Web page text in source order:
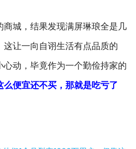
商城，结果发现满屏琳琅全是几
这让一向自诩生活有点品质的
心动，毕竟作为一个勤俭持家的
么便宜还不买，那就是吃亏了